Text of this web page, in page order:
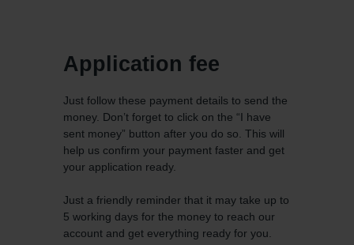
Application fee
Just follow these payment details to send the
money. Don’t forget to click on the “I have
sent money” button after you do so. This will
help us confirm your payment faster and get
your application ready.
Just a friendly reminder that it may take up to
5 working days for the money to reach our
account and get everything ready for you.